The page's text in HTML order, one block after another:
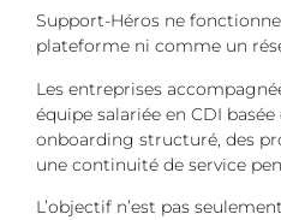
Support-Héros ne
plateforme ni comme un
Les entreprises
équipe salariée en CDI basée
onboarding structuré, des
une continuité de service
L’objectif n’est pas